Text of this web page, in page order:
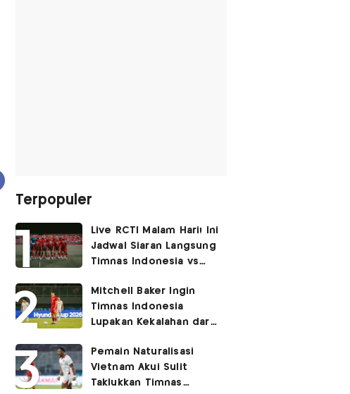
Terpopuler
Live RCTI Malam Hari! Ini
Jadwal Siaran Langsung
Timnas Indonesia vs
2026
Mitchell Baker Ingin
Timnas Indonesia
Lupakan Kekalahan dari
di Singapura!
Pemain Naturalisasi
Vietnam Akui Sulit
Taklukkan Timnas